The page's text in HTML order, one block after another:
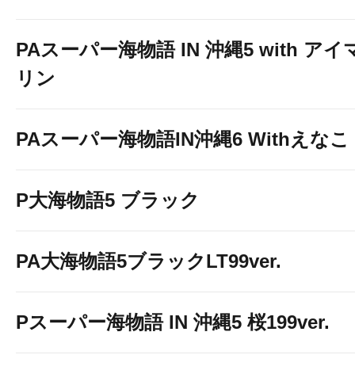
PAスーパー海物語 IN 沖縄5 with アイ
リン
PAスーパー海物語IN沖縄6 Withえなこ
P大海物語5 ブラック
PA大海物語5ブラックLT99ver.
Pスーパー海物語 IN 沖縄5 桜199ver.